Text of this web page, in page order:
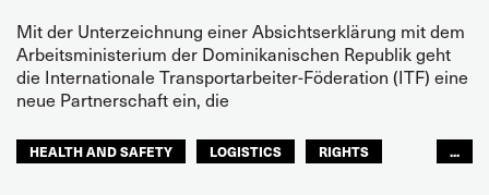
Mit der Unterzeichnung einer Absichtserklärung mit dem
Arbeitsministerium der Dominikanischen Republik geht
die Internationale Transportarbeiter-Föderation (ITF) eine
neue Partnerschaft ein, die
HEALTH AND SAFETY LOGISTICS
RIGHTS
...